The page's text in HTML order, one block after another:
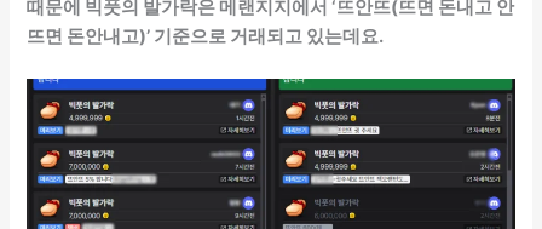
때문에 빅풋의 발가락은 메랜지지에서 ‘뜨안뜨(뜨면 돈내고 안
뜨면 돈안내고)’ 기준으로 거래되고 있는데요.